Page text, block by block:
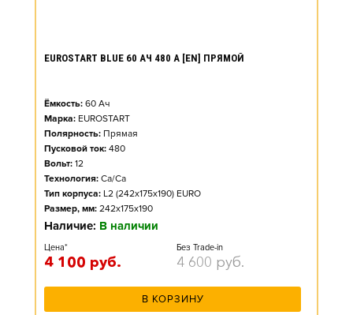
EUROSTART BLUE 60 АЧ 480 А [EN] ПРЯМОЙ
Ёмкость: 60 Ач
Марка: EUROSTART
Полярность: Прямая
Пусковой ток: 480
Вольт: 12
Технология: Ca/Ca
Тип корпуса: L2 (242x175x190) EURO
Размер, мм: 242x175x190
Наличие: В наличии
Цена*
4 100 руб.
Без Trade-in
4 600 руб.
В КОРЗИНУ